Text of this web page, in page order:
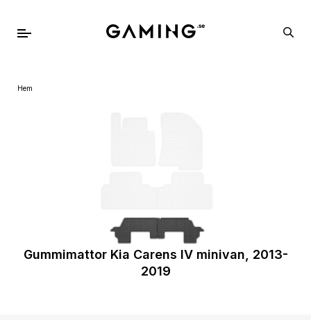
Hem
Gummimattor Kia Carens IV minivan, 2013-
2019